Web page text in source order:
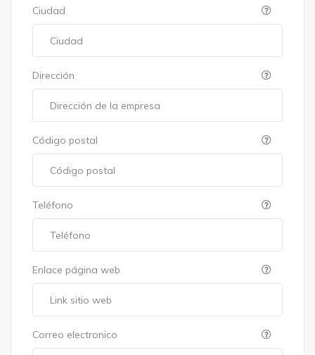
Ciudad
Dirección
Código postal
Teléfono
Enlace página web
Correo electronico